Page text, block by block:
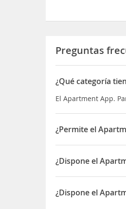
Preguntas
¿Qué categoría
El Apartment App.
¿Permite el
Sí, el Apartment
¿Dispone el
Sí, el Apartment
¿Dispone el